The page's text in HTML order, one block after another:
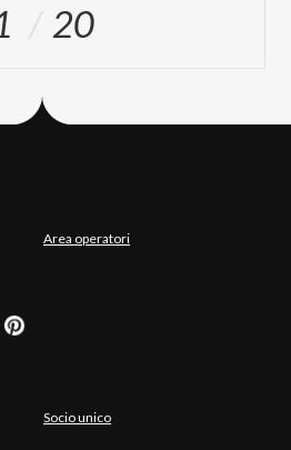
20
Area operatori
Socio unico